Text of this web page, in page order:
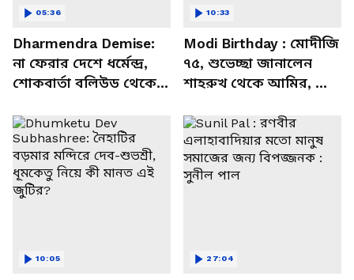
Dharmendra Demise:
না ফেরার দেশে ধর্মেন্দ্র,
শোকবার্তা বলিউড থেকে
05:36
Modi Birthday : মোদীজি
৭৫, শুভেচ্ছা জানালেন
শাহরুখ থেকে আমির, কী
10:33
10:05 27:04